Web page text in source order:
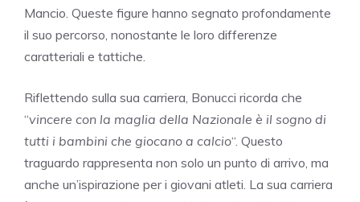
Mancio. Queste figure hanno segnato profondamente
il suo percorso, nonostante le loro differenze
caratteriali e tattiche.
Riflettendo sulla sua carriera, Bonucci ricorda che
“vincere con la maglia della Nazionale è il sogno di
tutti i bambini che giocano a calcio“. Questo
traguardo rappresenta non solo un punto di arrivo, ma
anche un’ispirazione per i giovani atleti. La sua carriera